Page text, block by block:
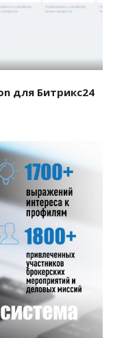
для Битрикс24